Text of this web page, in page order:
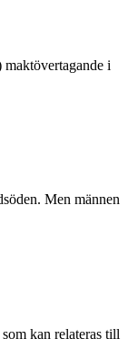
i
Men männen
kan relateras till